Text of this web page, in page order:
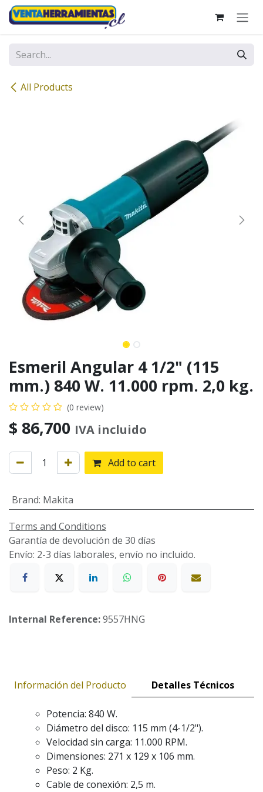
Skip to Content
All Products
Esmeril Angular 4 1/2" (115
mm.) 840 W. 11.000 rpm. 2,0 kg.
(0 review)
$ 86,700 IVA incluido
Add to cart
Brand: Makita
Terms and Conditions
Garantía de devolución de 30 días
Envío: 2-3 días laborales, envío no incluido.
Internal Reference:9557HNG
Información del Producto Detalles Técnicos
Potencia: 840 W.
Diámetro del disco: 115 mm (4-1/2").
Velocidad sin carga: 11.000 RPM.
Dimensiones: 271 x 129 x 106 mm.
Peso: 2 Kg.
Cable de conexión: 2,5 m.